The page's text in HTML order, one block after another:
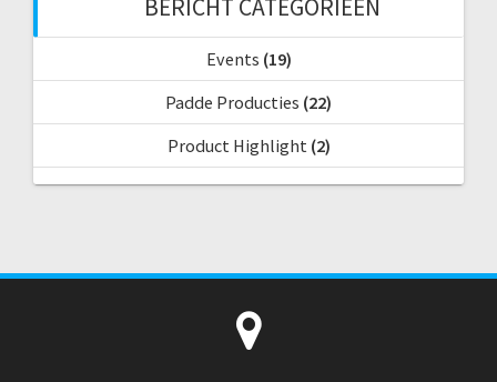
BERICHT CATEGORIEËN
Events (19)
Padde Producties (22)
Product Highlight(2)